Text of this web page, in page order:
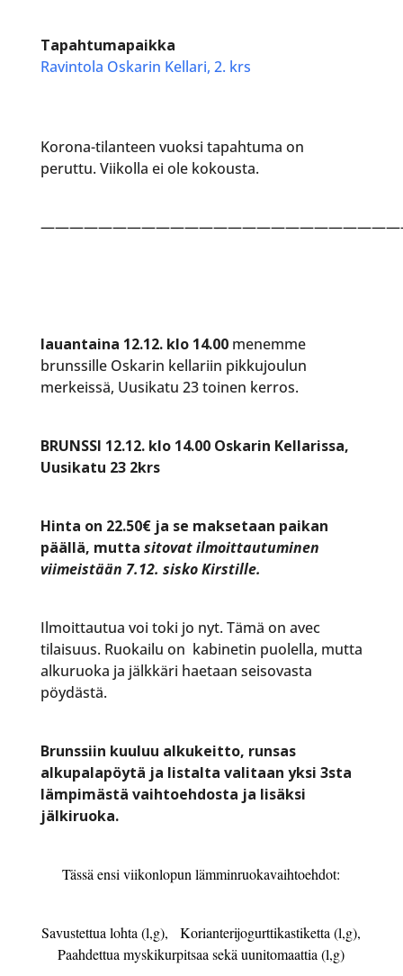
Tapahtumapaikka
Ravintola Oskarin Kellari, 2. krs
Korona-tilanteen vuoksi tapahtuma on
peruttu. Viikolla ei ole kokousta.
lauantaina 12.12. klo 14.00menemme
brunssille Oskarin kellariin pikkujoulun
merkeissä, Uusikatu 23 toinen kerros.
BRUNSSI 12.12. klo 14.00 Oskarin Kellarissa,
Uusikatu 23 2krs
Hinta on 22.50€ ja se maksetaan paikan
päällä, mutta sitovat ilmoittautuminen
viimeistään 7.12. sisko Kirstille.
Ilmoittautua voi toki jo nyt. Tämä on avec
tilaisuus. Ruokailu on kabinetin puolella, mutta
alkuruoka ja jälkkäri haetaan seisovasta
pöydästä.
Brunssiin kuuluu alkukeitto, runsas
alkupalapöytä ja listalta valitaan yksi 3sta
lämpimästä vaihtoehdosta ja lisäksi
jälkiruoka.
Tässä ensi viikonlopun lämminruokavaihtoehdot:
Savustettua lohta (l,g), Korianterijogurttikastiketta (l,g),
Paahdettua myskikurpitsaa sekä uunitomaattia (l,g)